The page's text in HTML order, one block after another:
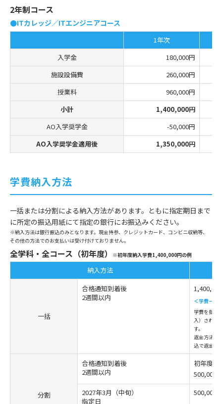
2年制コース
●ITカレッジ／ITエンジニアコース
1年次
入学金
180,000円
施設設備費
260,000円
授業料
960,000円
小計
1,400,000円
AO入学奨学金
-50,000円
AO入学奨学金適用後
1,350,000円
学費納入方法
一括または分割による納入方法があります。ともに指定期日まで
に所定の振込用紙にて指定の銀行にお振込みください。
※納入方法は銀行振込のみとなります。現金持参、クレジットカード、コンビニ収納等、
その他の方法でのお支払いは受け付けておりません。
全学科・全コース（初年度） ※初年度納入学費1,400,000円の例
納入方法
一括
合格通知到着後
2週間以内
＜学費一括
学費を指定
入）された
す。
返金方法：
込で返金し
分割
合格通知到着後
2週間以内
初年度学
500,000
2027年3月（中旬）
指定日
500,000